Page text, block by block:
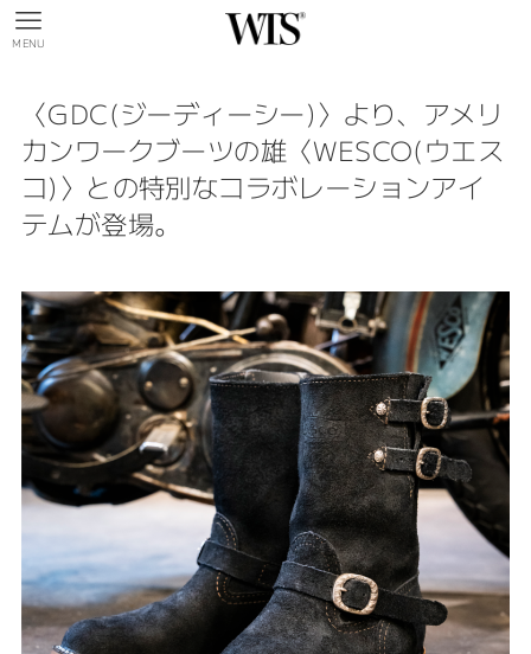
MENU
〈GDC(ジーディーシー)〉より、アメリ
カンワークブーツの雄〈WESCO(ウエス
コ)〉との特別なコラボレーションアイ
テムが登場。